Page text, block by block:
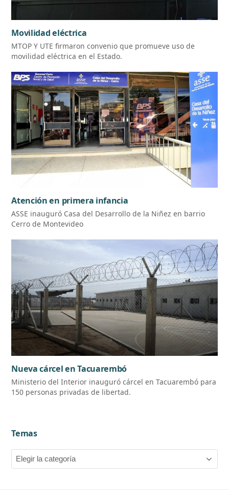
Movilidad eléctrica
MTOP Y UTE firmaron convenio que promueve uso de
movilidad eléctrica en el Estado.
Atención en primera infancia
ASSE inauguró Casa del Desarrollo de la Niñez en barrio
Cerro de Montevideo
Nueva cárcel en Tacuarembó
Ministerio del Interior inauguró cárcel en Tacuarembó para
150 personas privadas de libertad.
Temas
Temas